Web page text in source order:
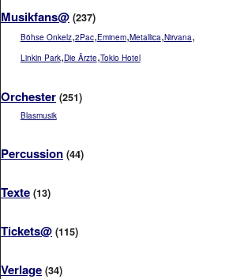
Musikfans@ (237)
Böhse Onkelz,2Pac,Eminem,Metallica,Nirvana,
Linkin Park,Die Ärzte,Tokio Hotel
Orchester (251)
Blasmusik
Percussion (44)
Texte (13)
Tickets@ (115)
Verlage (34)